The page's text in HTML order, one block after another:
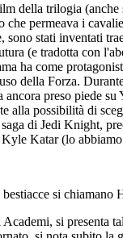
della trilogia
che permeava i
sono stati inventati
(e tradotta con
ha come
della Forza.
ancora preso piede
alla possibilità di
di Jedi Knight,
Katar (lo
bestiacce si
si presenta